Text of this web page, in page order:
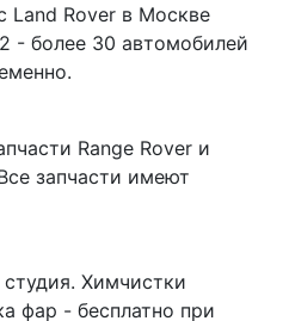
Land Rover в Москве
- более 30 автомобилей
Range Rover и
запчасти имеют
Химчистки
фар - бесплатно при